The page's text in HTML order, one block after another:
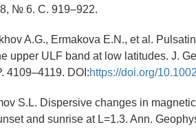
№ 6. С. 919–922.
A.G., Ermakova E.N., et al.
upper ULF band at low latitudes. J.
4109–4119. DOI:https://doi.org/
S.L. Dispersive changes in
and sunrise at L=1.3. Ann.